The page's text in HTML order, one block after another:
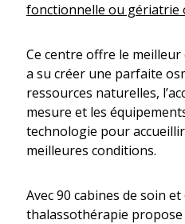
fonctionnelle ou gériatrie
Ce centre offre le
a su créer une parfaite
ressources naturelles,
mesure et les
technologie pour
meilleures conditions.
Avec 90 cabines de soin
thalassothérapie